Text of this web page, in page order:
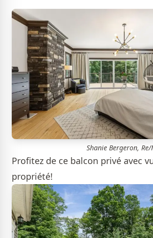
Shanie Bergeron,
Profitez de ce balcon privé avec
propriété!